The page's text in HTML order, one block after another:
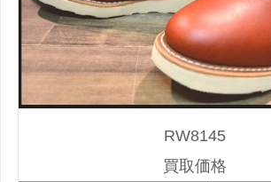
RW8145
買取価格